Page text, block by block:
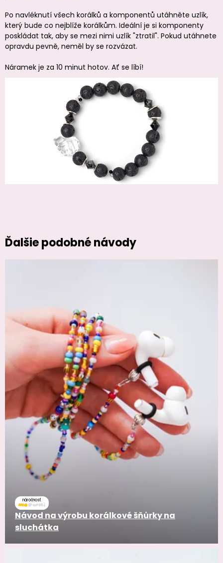
Po navléknutí všech korálků a komponentů utáhněte uzlík,
který bude co nejblíže korálkům. Ideální je si komponenty
poskládat tak, aby se mezi nimi uzlík "ztratil". Pokud utáhnete
opravdu pevně, neměl by se rozvázat.
Náramek je za 10 minut hotov. Ať se líbí!
Ďalšie podobné návody
náročnosť
Návod na výrobu korálkové šňůrky na
sluchátka